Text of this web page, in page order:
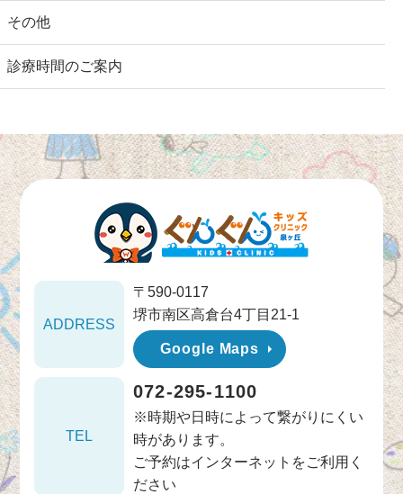
その他
診療時間のご案内
ADDRESS
〒590-0117
堺市南区高倉台4丁目21-1
Google Maps
TEL
072-295-1100
※時期や日時によって繋がりにくい
時があります。
ご予約はインターネットをご利用く
ださい